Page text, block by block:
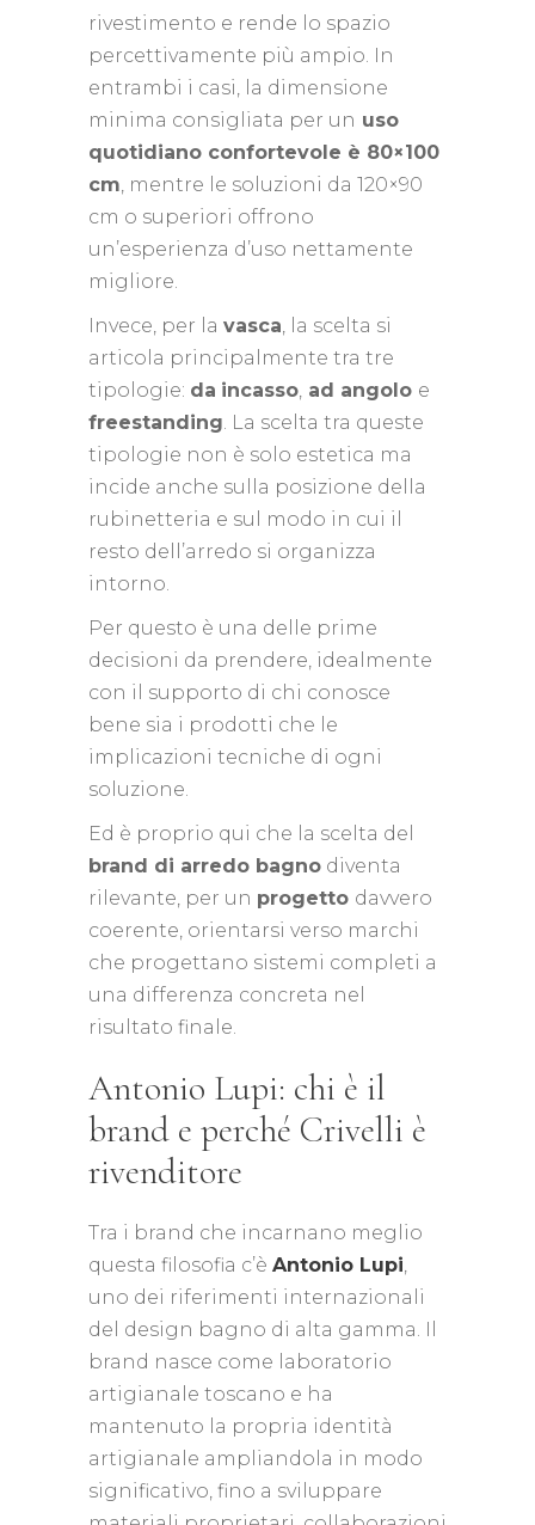
rivestimento e rende lo spazio
percettivamente più ampio. In
entrambi i casi, la dimensione
minima consigliata per un uso
quotidiano confortevole è 80×100
cm, mentre le soluzioni da 120×90
cm o superiori offrono
un’esperienza d’uso nettamente
migliore.
Invece, per la vasca, la scelta si
articola principalmente tra tre
tipologie: da incasso, ad angolo e
freestanding. La scelta tra queste
tipologie non è solo estetica ma
incide anche sulla posizione della
rubinetteria e sul modo in cui il
resto dell’arredo si organizza
intorno.
Per questo è una delle prime
decisioni da prendere, idealmente
con il supporto di chi conosce
bene sia i prodotti che le
implicazioni tecniche di ogni
soluzione.
Ed è proprio qui che la scelta del
brand di arredo bagno diventa
rilevante, per un progetto davvero
coerente, orientarsi verso marchi
che progettano sistemi completi a
una differenza concreta nel
risultato finale.
Antonio Lupi: chi è il
brand e perché Crivelli è
rivenditore
Tra i brand che incarnano meglio
questa filosofia c’è Antonio Lupi,
uno dei riferimenti internazionali
del design bagno di alta gamma. Il
brand nasce come laboratorio
artigianale toscano e ha
mantenuto la propria identità
artigianale ampliandola in modo
significativo, fino a sviluppare